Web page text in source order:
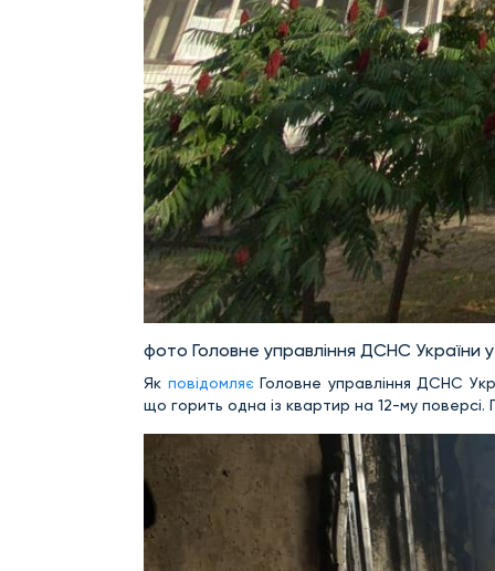
фото Головне управління ДСНС України у
Як повідомляєГоловне управління ДСНС
що горить одна із квартир на 12-му поверсі.